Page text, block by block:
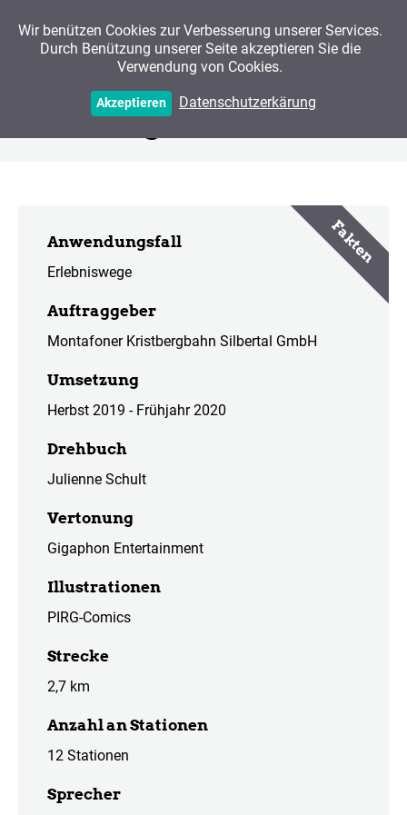
Der Silberpfad am
Kristberg
Fakten
Anwendungsfall
Erlebniswege
Auftraggeber
Montafoner Kristbergbahn Silbertal GmbH
Umsetzung
Herbst 2019 - Frühjahr 2020
Drehbuch
Julienne Schult
Vertonung
Gigaphon Entertainment
Illustrationen
PIRG-Comics
Strecke
2,7 km
Anzahl an Stationen
12 Stationen
Sprecher
Wir benützen Cookies zur Verbesserung unserer Services.
Durch Benützung unserer Seite akzeptieren Sie die
Verwendung von Cookies.
Akzeptieren Datenschutzerkärung